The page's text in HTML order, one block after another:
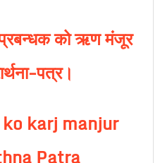
को ऋण मंजूर
पत्र।
karj manjur
Patra